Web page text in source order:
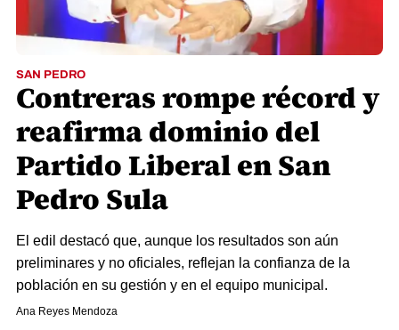
SAN PEDRO
Contreras rompe récord y
reafirma dominio del
Partido Liberal en San
Pedro Sula
El edil destacó que, aunque los resultados son aún
preliminares y no oficiales, reflejan la confianza de la
población en su gestión y en el equipo municipal.
Ana Reyes Mendoza